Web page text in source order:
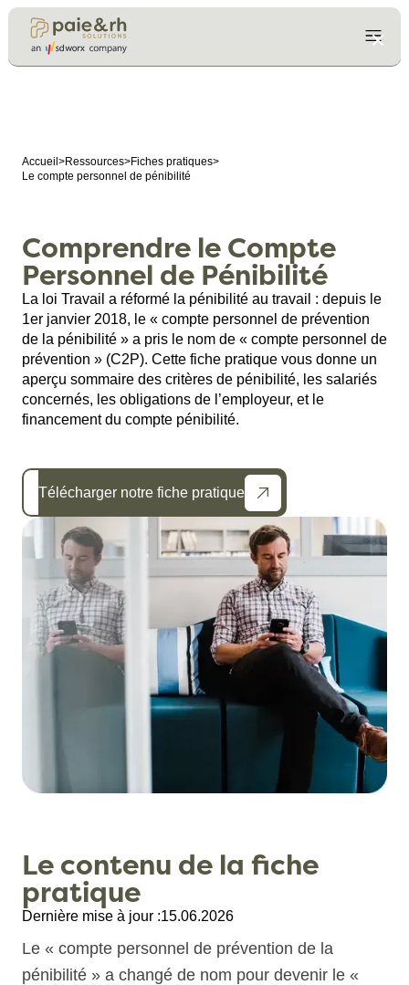
Accueil >Ressources>Fiches pratiques>
Le compte personnel de pénibilité
Comprendre le Compte
Personnel de Pénibilité
La loi Travail a réformé la pénibilité au travail : depuis le
1er janvier 2018, le « compte personnel de prévention
de la pénibilité » a pris le nom de « compte personnel de
prévention » (C2P). Cette fiche pratique vous donne un
aperçu sommaire des critères de pénibilité, les salariés
concernés, les obligations de l’employeur, et le
financement du compte pénibilité.
Télécharger notre fiche pratique
Le contenu de la fiche
pratique
Dernière mise à jour :15.06.2026
Le « compte personnel de prévention de la
pénibilité » a changé de nom pour devenir le «